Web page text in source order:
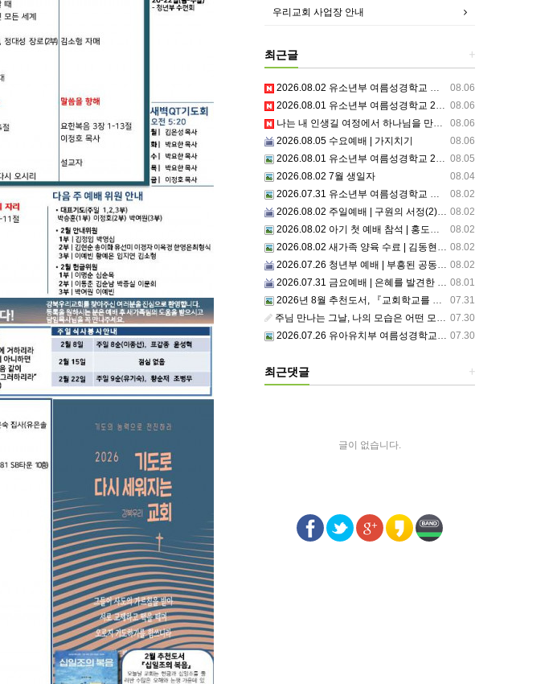
우리교회 사업장 안내
+
최근글
08.06
2026.08.02 유소년부 여름성경학교 셋째날,주일예배
08.06
2026.08.01 유소년부 여름성경학교 2일차 저녁집회 예배 실황
08.06
나는 내 인생길 여정에서 하나님을 만났는가? 그렇다면 나의 삶은 어떠한가? 자신을 돌아 봅니다.
08.06
2026.08.05 수요예배 | 가지치기
08.05
2026.08.01 유소년부 여름성경학교 2일차
08.04
2026.08.02 7월 생일자
08.02
2026.07.31 유소년부 여름성경학교 첫째날
08.02
2026.08.02 주일예배 | 구원의 서정(2)부르심: 거절할 수 없는 은혜의 시작
08.02
2026.08.02 아기 첫 예배 참석 | 홍도영, 홍찬영 아기(홍석진, 임자현 집사 가정)
08.02
2026.08.02 새가족 양육 수료 | 김동현, 박현정 성도
08.02
2026.07.26 청년부 예배 | 부흥된 공동체4: 세상 앞에서1
08.01
2026.07.31 금요예배 | 은혜를 발견한 사람
07.31
2026년 8월 추천도서, 『교회학교를 리셋하라』
07.30
주님 만나는 그날, 나의 모습은 어떤 모습으로 주님 앞에 서게 될까 ??????
07.30
2026.07.26 유아유치부 여름성경학교 2일차
+
최근댓글
글이 없습니다.